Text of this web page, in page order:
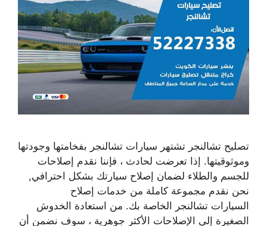
تصليح تشالنجر تشتهر سيارات تشالنجر بفخامتها وجودتها
وموثوقيتها. إذا تعرضت لحادث ، فإننا نقدم إصلاحات
للجسم والطلاء لضمان إصلاح سيارتك بشكل احترافي,
نحن نقدم مجموعة كاملة من خدمات إصلاح
السيارات تشالنجر الخاصة بك. من استعادة الخدوش
الصغيرة إلى الإصلاحات الأكثر جوهرية ، سوف نضمن أن